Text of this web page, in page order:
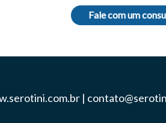
Fale com um
|